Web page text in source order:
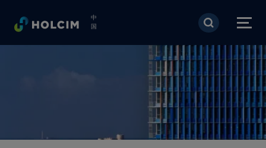
跳转到主要内容
中
国